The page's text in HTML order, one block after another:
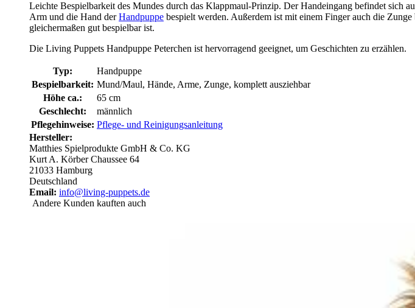
Leichte Bespielbarkeit des Mundes durch das Klappmaul-Prinzip. Der Handeingang befindet sich
Arm und die Hand derHandpuppe bespielt werden. Außerdem ist mit einem Finger auch die
gleichermaßen gut bespielbar ist.
Die Living Puppets Handpuppe Peterchen ist hervorragend geeignet, um Geschichten zu erzählen.
Typ:
Handpuppe
Bespielbarkeit: Mund/Maul, Hände, Arme, Zunge, komplett ausziehbar
Höhe ca.:
65 cm
Geschlecht:
männlich
Pflegehinweise: Pflege- und Reinigungsanleitung
Hersteller:
Matthies Spielprodukte GmbH & Co. KG
Kurt A. Körber Chaussee 64
21033 Hamburg
Deutschland
Email: info@living-puppets.de
Andere Kunden kauften auch